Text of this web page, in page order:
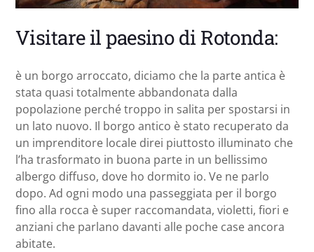
Visitare il paesino di Rotonda:
è un borgo arroccato, diciamo che la parte antica è
stata quasi totalmente abbandonata dalla
popolazione perché troppo in salita per spostarsi in
un lato nuovo. Il borgo antico è stato recuperato da
un imprenditore locale direi piuttosto illuminato che
l’ha trasformato in buona parte in un bellissimo
albergo diffuso, dove ho dormito io. Ve ne parlo
dopo. Ad ogni modo una passeggiata per il borgo
fino alla rocca è super raccomandata, violetti, fiori e
anziani che parlano davanti alle poche case ancora
abitate.